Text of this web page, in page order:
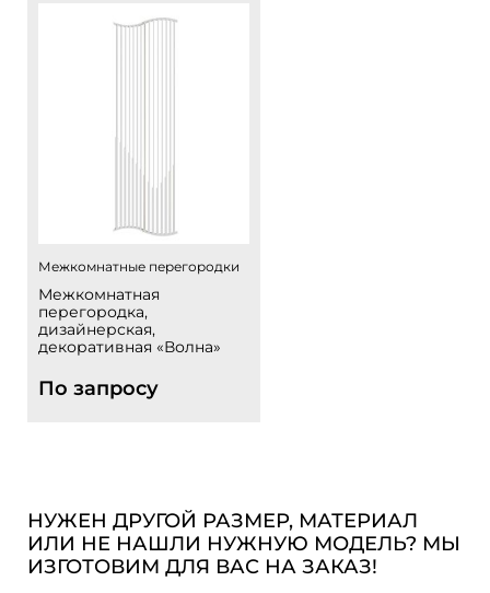
Межкомнатные перегородки
Межкомнатная
перегородка,
дизайнерская,
декоративная «Волна»
По запросу
НУЖЕН ДРУГОЙ РАЗМЕР, МАТЕРИАЛ
ИЛИ НЕ НАШЛИ НУЖНУЮ МОДЕЛЬ? МЫ
ИЗГОТОВИМ ДЛЯ ВАС НА ЗАКАЗ!